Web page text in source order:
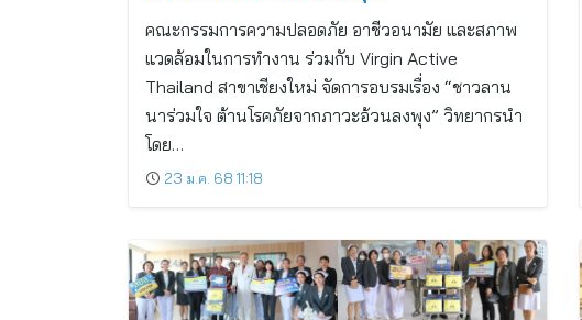
คณะกรรมการความปลอดภัย อาชีวอนามัย และสภาพ
แวดล้อมในการทำงาน ร่วมกับ Virgin Active
Thailand สาขาเชียงใหม่ จัดการอบรมเรื่อง “ชาวลาน
นาร่วมใจ ต้านโรคภัยจากภาวะอ้วนลงพุง” วิทยากรนำ
โดย…
23 ม.ค. 68 11:18